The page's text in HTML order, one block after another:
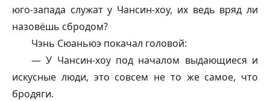
юго-запада служат у Чансин-хоу, их ведь вряд ли
назовёшь сбродом?
Чэнь Сюаньюэ покачал головой:
— У Чансин-хоу под началом выдающиеся и
искусные люди, это совсем не то же самое, что
бродяги.